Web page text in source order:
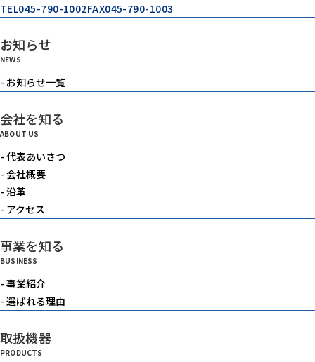
TEL045-790-1002FAX045-790-1003
お知らせ
NEWS
- お知らせ一覧
会社を知る
ABOUT US
- 代表あいさつ
- 会社概要
- 沿革
- アクセス
事業を知る
BUSINESS
- 事業紹介
- 選ばれる理由
取扱機器
PRODUCTS